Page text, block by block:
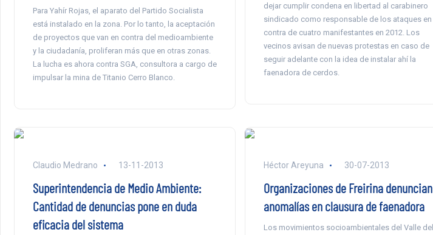
Para Yahír Rojas, el aparato del Partido Socialista
está instalado en la zona. Por lo tanto, la aceptación
de proyectos que van en contra del medioambiente
y la ciudadanía, proliferan más que en otras zonas.
La lucha es ahora contra SGA, consultora a cargo de
impulsar la mina de Titanio Cerro Blanco.
dejar cumplir condena en libertad al carabinero
sindicado como responsable de los ataques en
contra de cuatro manifestantes en 2012. Los
vecinos avisan de nuevas protestas en caso de
seguir adelante con la idea de instalar ahí la
faenadora de cerdos.
Claudio Medrano 13-11-2013
Superintendencia de Medio Ambiente:
Cantidad de denuncias pone en duda
eficacia del sistema
Héctor Areyuna 30-07-2013
Organizaciones de Freirina denuncian
anomalías en clausura de faenadora
Los movimientos socioambientales del Valle del